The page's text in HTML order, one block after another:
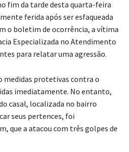
fim da tarde desta quarta-feira
ferida após ser esfaqueada
o boletim de ocorrência, a vítima
Especializada no Atendimento
para relatar uma agressão.
medidas protetivas contra o
imediatamente. No entanto,
casal, localizada no bairro
seus pertences, foi
que a atacou com três golpes de